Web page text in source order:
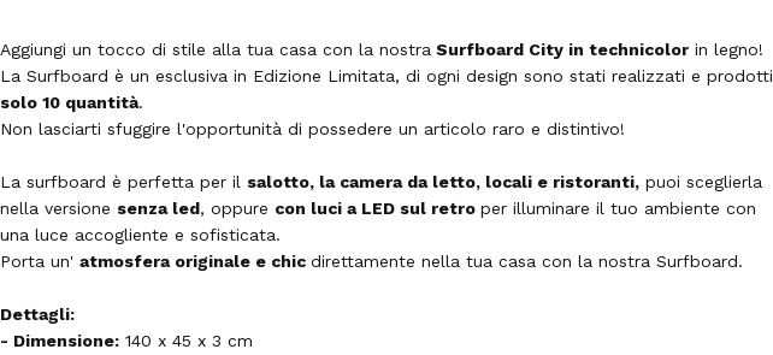
Aggiungi un tocco di stile alla tua casa con la nostra Surfboard City in technicolor in legno!
La Surfboard è un esclusiva in Edizione Limitata, di ogni design sono stati realizzati e prodotti
solo 10 quantità.
Non lasciarti sfuggire l'opportunità di possedere un articolo raro e distintivo!
La surfboard è perfetta per il salotto, la camera da letto, locali e ristoranti, puoi sceglierla
nella versione senza led, oppure con luci a LED sul retro per illuminare il tuo ambiente con
una luce accogliente e sofisticata.
Porta un' atmosfera originale e chic direttamente nella tua casa con la nostra Surfboard.
Dettagli:
- Dimensione: 140 x 45 x 3 cm